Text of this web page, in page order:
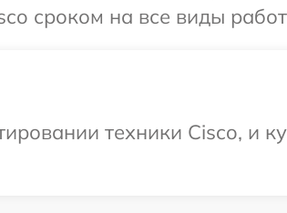
сроком на все виды
техники Cisco, и